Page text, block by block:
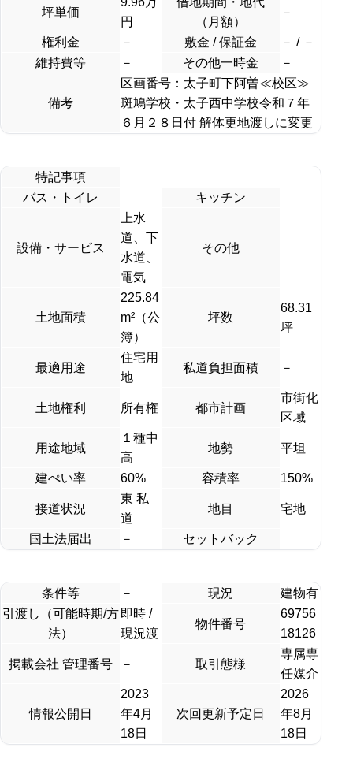
坪単価
円
（月額）
－
権利金 － 敷金 / 保証金
－ / －
維持費等
－ その他一時金 －
備考
区画番号：太子町下阿曽≪校区≫
斑鳩学校・太子西中学校令和７年
６月２８日付 解体更地渡しに変更
特記事項
バス・トイレ
キッチン
設備・サービス
上水
道、下
水道、
電気
その他
土地面積
225.84
m²（公
簿）
坪数
68.31
坪
最適用途
住宅用
地
私道負担面積 －
土地権利 所有権 都市計画
市街化
区域
用途地域
１種中
高
地勢 平坦
建ぺい率 60% 容積率 150%
接道状況
東 私
道
地目 宅地
国土法届出 － セットバック
条件等 － 現況
建物有
引渡し（可能時期/方
法）
即時 /
現況渡
物件番号
69756
18126
掲載会社 管理番号 － 取引態様
専属専
任媒介
情報公開日
2023
年4月
18日
次回更新予定日
2026
年8月
18日